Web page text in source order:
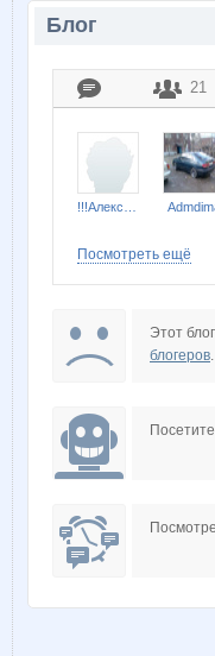
Блог
21
Посмотреть ещё
Этот
блогеров.